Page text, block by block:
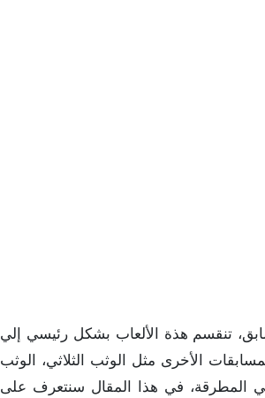
تنقسم هذة الألعاب بشكل رئيسي إلي
الأخرى مثل الوثب الثلاثي، الوثب
المطرقة، في هذا المقال سنتعرف على